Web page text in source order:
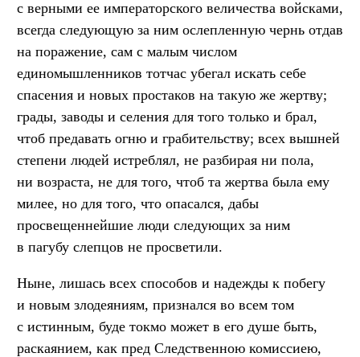
с верными ее императорского величества войсками,
всегда следующую за ним ослепленную чернь отдав
на поражение, сам с малым числом
единомышленников тотчас убегал искать себе
спасения и новых простаков на такую же жертву;
грады, заводы и селения для того только и брал,
чтоб предавать огню и грабительству; всех вышней
степени людей истреблял, не разбирая ни пола,
ни возраста, не для того, чтоб та жертва была ему
милее, но для того, что опасался, дабы
просвещеннейшие люди следующих за ним
в пагубу слепцов не просветили.
Ныне, лишась всех способов и надежды к побегу
и новым злодеяниям, признался во всем том
с истинным, буде токмо может в его душе быть,
раскаянием, как пред Следственною комиссиею,